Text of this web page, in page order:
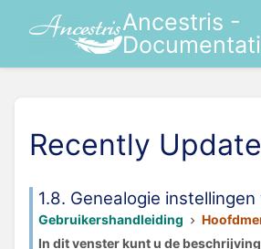
Ancestris -
Recently
1.8. Genealogie instellingen
Gebruikershandleiding
In dit venster kunt u de